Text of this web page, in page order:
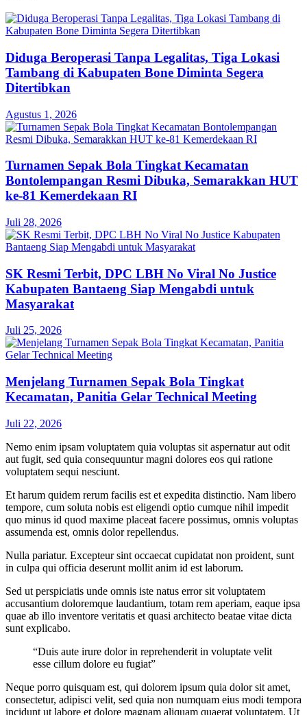
Diduga Beroperasi Tanpa Legalitas, Tiga Lokasi
Tambang di Kabupaten Bone Diminta Segera
Ditertibkan
Agustus 1, 2026
Turnamen Sepak Bola Tingkat Kecamatan
Bontolempangan Resmi Dibuka, Semarakkan HUT
ke-81 Kemerdekaan RI
Juli 28, 2026
SK Resmi Terbit, DPC LBH No Viral No Justice
Kabupaten Bantaeng Siap Mengabdi untuk
Masyarakat
Juli 25, 2026
Menjelang Turnamen Sepak Bola Tingkat
Kecamatan, Panitia Gelar Technical Meeting
Juli 22, 2026
Nemo enim ipsam voluptatem quia voluptas sit aspernatur aut odit
aut fugit, sed quia consequuntur magni dolores eos qui ratione
voluptatem sequi nesciunt.
Et harum quidem rerum facilis est et expedita distinctio. Nam libero
tempore, cum soluta nobis est eligendi optio cumque nihil impedit
quo minus id quod maxime placeat facere possimus, omnis voluptas
assumenda est, omnis dolor repellendus.
Nulla pariatur. Excepteur sint occaecat cupidatat non proident, sunt
in culpa qui officia deserunt mollit anim id est laborum.
Sed ut perspiciatis unde omnis iste natus error sit voluptatem
accusantium doloremque laudantium, totam rem aperiam, eaque ipsa
quae ab illo inventore veritatis et quasi architecto beatae vitae dicta
sunt explicabo.
“Duis aute irure dolor in reprehenderit in voluptate velit
esse cillum dolore eu fugiat”
Neque porro quisquam est, qui dolorem ipsum quia dolor sit amet,
consectetur, adipisci velit, sed quia non numquam eius modi tempora
incidunt ut labore et dolore magnam aliquam quaerat voluptatem. Ut